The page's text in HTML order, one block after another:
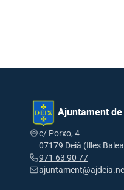
Ajuntament de
c/ Porxo, 4
07179 Deià (Illes
971 63 90 77